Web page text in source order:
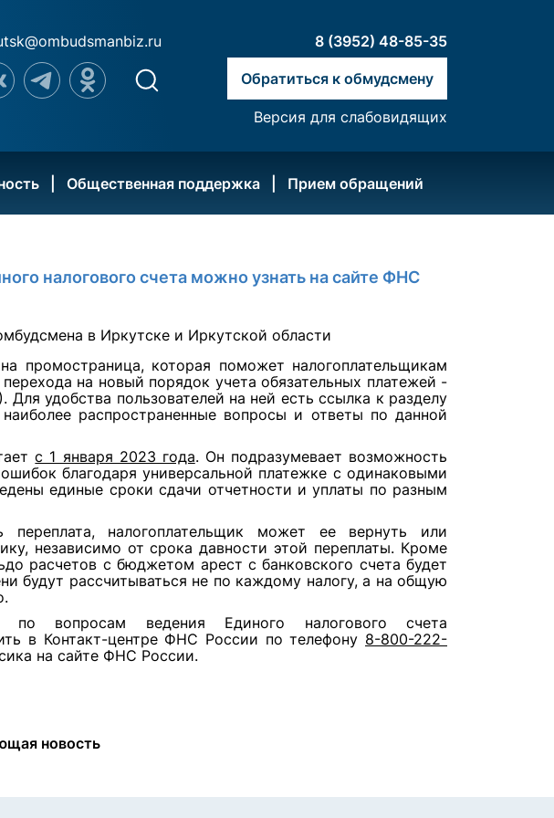
8 (3952) 48-85-35
Обратиться к обмудсмену
Версия для слабовидящих
Общественная поддержка Прием обращений
налогового счета можно узнать на сайте ФНС
промостраница, которая поможет налогоплательщикам
на новый порядок учета обязательных платежей -
удобства пользователей на ней есть ссылка к разделу
распространенные вопросы и ответы по данной
с 1 января 2023 года. Он подразумевает возможность
благодаря универсальной платежке с одинаковыми
единые сроки сдачи отчетности и уплаты по разным
налогоплательщик может ее вернуть или
независимо от срока давности этой переплаты. Кроме
расчетов с бюджетом арест с банковского счета будет
будут рассчитываться не по каждому налогу, а на общую
по вопросам ведения Единого налогового счета
в Контакт-центре ФНС России по телефону 8-800-222-
на сайте ФНС России.
новость